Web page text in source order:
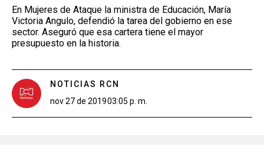
En Mujeres de Ataque la ministra de Educación, María
Victoria Angulo, defendió la tarea del gobierno en ese
sector. Aseguró que esa cartera tiene el mayor
presupuesto en la historia.
NOTICIAS RCN
nov 27 de 201903:05 p. m.